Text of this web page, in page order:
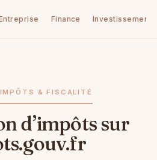
Finance Investissement
& FISCALITÉ